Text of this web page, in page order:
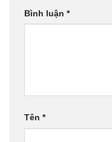
Bình luận *
Tên *